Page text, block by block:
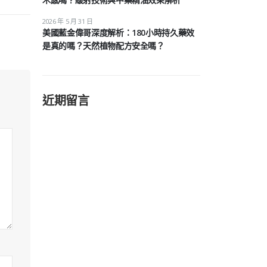
美國藍金偉哥深度解析：180小時持久藥效
是真的嗎？天然植物配方安全嗎？
2026 年 5 月 31 日
近期留言